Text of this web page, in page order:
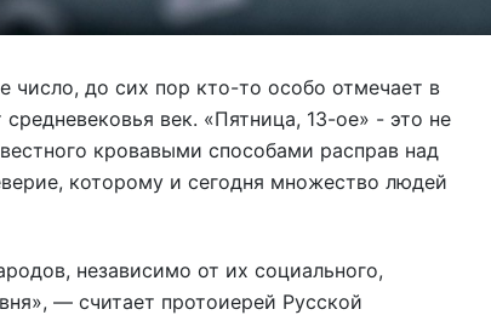
до сих пор кто-то особо отмечает в
век. «Пятница, 13-ое» - это не
кровавыми способами расправ над
которому и сегодня множество людей
независимо от их социального,
— считает протоиерей Русской